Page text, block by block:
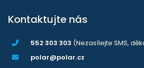
Kontaktujte nás
552 303 303 (Nezasílejte SMS,
polar@polar.cz